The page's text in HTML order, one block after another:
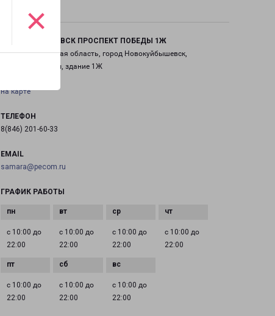
×
НОВОКУЙБЫШЕВСК ПРОСПЕКТ ПОБЕДЫ 1Ж
Россия, Самарская область, город Новокуйбышевск,
проспект Победы, здание 1Ж
на карте
ТЕЛЕФОН
8(846) 201-60-33
EMAIL
samara@pecom.ru
ГРАФИК РАБОТЫ
с 10:00 до
22:00
с 10:00 до
22:00
с 10:00 до
22:00
с 10:00 до
22:00
с 10:00 до
22:00
с 10:00 до
22:00
с 10:00 до
22:00